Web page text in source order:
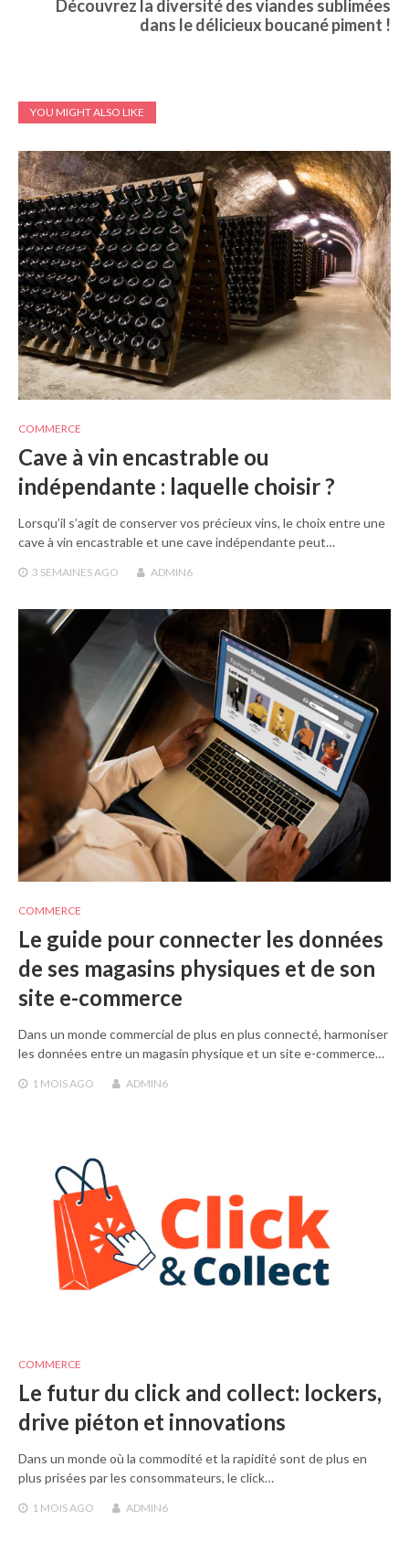
Découvrez la diversité des viandes sublimées
dans le délicieux boucané piment !
YOU MIGHT ALSO LIKE
COMMERCE
Cave à vin encastrable ou
indépendante : laquelle choisir ?
Lorsqu’il s’agit de conserver vos précieux vins, le choix entre une
cave à vin encastrable et une cave indépendante peut…
3 SEMAINES AGO ADMIN6
COMMERCE
Le guide pour connecter les données
de ses magasins physiques et de son
site e-commerce
Dans un monde commercial de plus en plus connecté, harmoniser
les données entre un magasin physique et un site e-commerce…
1 MOIS AGO ADMIN6
COMMERCE
Le futur du click and collect: lockers,
drive piéton et innovations
Dans un monde où la commodité et la rapidité sont de plus en
plus prisées par les consommateurs, le click…
1 MOISAGO ADMIN6